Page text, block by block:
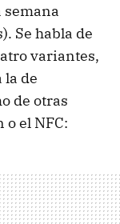
semana
Se habla de
variantes,
la de
de otras
el NFC: